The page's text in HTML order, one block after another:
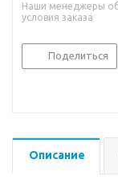
Наши менеджеры
условия заказа
Поделиться
Описание